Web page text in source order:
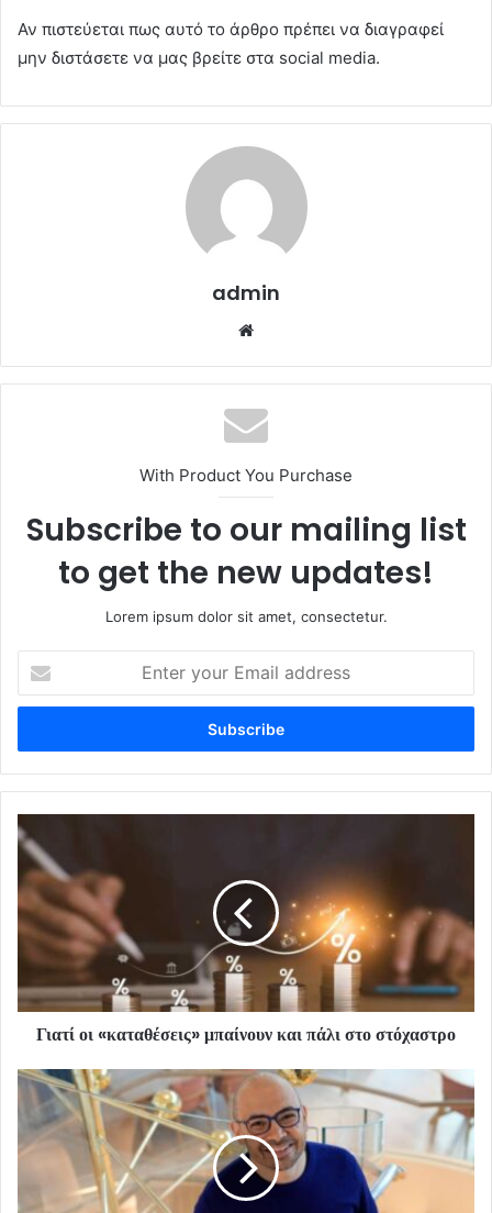
Αν πιστεύεται πως αυτό το άρθρο πρέπει να διαγραφεί
μην διστάσετε να μας βρείτε στα social media.
admin
With Product You Purchase
Subscribe to our mailing list
to get the new updates!
Lorem ipsum dolor sit amet, consectetur.
your
Email
Γιατί οι «καταθέσεις» μπαίνουν και πάλι στο στόχαστρο